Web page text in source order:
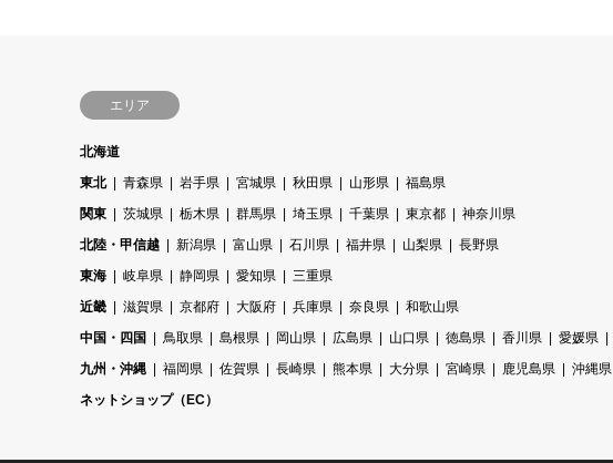
エリア
北海道
東北
青森県 岩手県 宮城県 秋田県 山形県
福島県
関東
茨城県 栃木県 群馬県 埼玉県 千葉県 東京都
神奈川県
北陸・甲信越
新潟県 富山県 石川県 福井県 山梨県
長野県
東海
岐阜県 静岡県 愛知県
三重県
近畿
滋賀県 京都府 大阪府 兵庫県 奈良県
和歌山県
中国・四国
鳥取県 島根県 岡山県 広島県 山口県 徳島県 香川県 愛媛県
九州・沖縄
福岡県 佐賀県 長崎県 熊本県 大分県 宮崎県 鹿児島県
沖縄県
ネットショップ（EC）